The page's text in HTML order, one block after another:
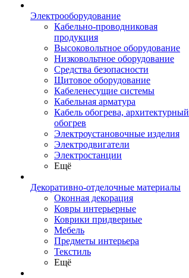
Электрооборудование
Кабельно-проводниковая
продукция
Высоковольтное оборудование
Низковольтное оборудование
Средства безопасности
Щитовое оборудование
Кабеленесущие системы
Кабельная арматура
Кабель обогрева, архитектурный
обогрев
Электроустановочные изделия
Электродвигатели
Электростанции
Ещё
Декоративно-отделочные материалы
Оконная декорация
Ковры интерьерные
Коврики придверные
Мебель
Предметы интерьера
Текстиль
Ещё